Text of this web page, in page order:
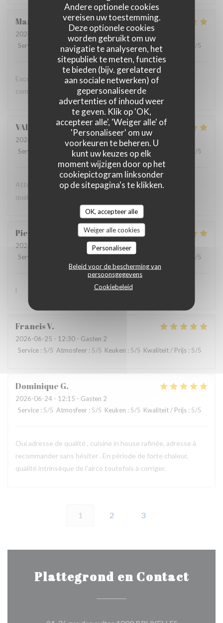
Andere optionele cookies
vereisen uw toestemming.
Deze optionele cookies
worden gebruikt om uw
navigatie te analyseren, het
sitepubliek te meten, functies
te bieden (bijv. gerelateerd
aan sociale netwerken) of
gepersonaliseerde
advertenties of inhoud weer
te geven. Klik op 'OK,
accepteer alle', 'Weiger alle' of
'Personaliseer' om uw
voorkeuren te beheren. U
kunt uw keuzes op elk
moment wijzigen door op het
cookiepictogram linksonder
op de sitepagina's te klikken.
OK, accepteer alle
Weiger alle cookies
Personaliseer
Beleid voor de bescherming van
persoonsgegevens
Cookiebeleid
Marta
2026-07-16
- 19:30 - Gasten 2
Service
Atmosfeer : /5 Keuken Kwaliteit / Prijs /5
Excellent food and a relaxed atmosphere - we will keep
coming back!
VALENTIN C
2026-07-09
- 12:30 - Gasten 2
Service
Atmosfeer: 5/5 Keuken: 5/5 Kwaliteit / Prijs /5
Attention professionnelle, gastronomie de très bonne
qualité, prix modéré.
Pierre
2026-07-01
- 12:15 - Gasten 3
Service
:5/5 Keuken:5/5 /5
l
FrancisV
2026-06-25 - 12:30 - Gasten 2
Service : 5/5 Atmosfeer : 5/5 Keuken : 5/5 Kwaliteit / Prijs : 5/5
Dominique G
2026-06-24 - 12:15 - Gasten 2
Service : 5/5 Atmosfeer : 5/5 Keuken : 5/5 Kwaliteit / Prijs : 5/5
Oui adresse de qualité , cuisine in house rafinée, adresse à
recommander sans hésiter . En période de forte chaleur,
qualité intrinsèque de l'airco toutefois à corriger.
1 2 3
Plattegrond en Contact